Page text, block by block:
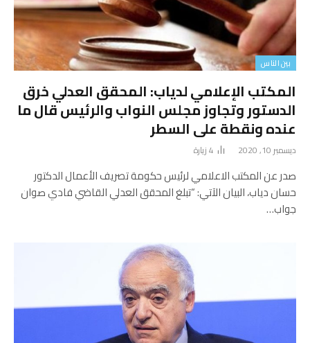
بين الناس
المكتب الإعلامي لدياب: المحقق العدلي خرق
الدستور وتجاوز مجلس النواب والرئيس قال ما
عنده ونقطة على السطر
ديسمبر 10, 2020 4زيارة
صدر عن المكتب الاعلامي لرئيس حكومة تصريف الأعمال الدكتور
حسان دياب، البيان الآتي: “تبلغ المحقق العدلي القاضي فادي صوان
جواب…